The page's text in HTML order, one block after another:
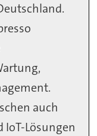
auch
Lösungen